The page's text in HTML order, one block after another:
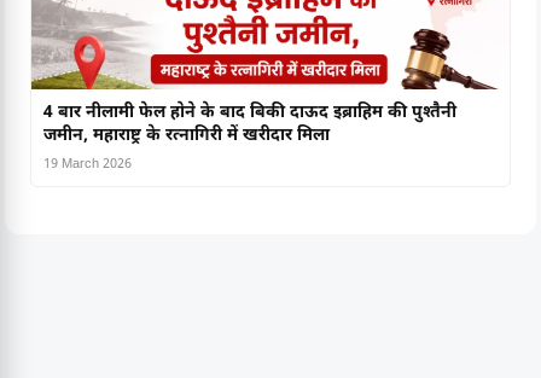
4 बार नीलामी फेल होने के बाद बिकी दाऊद इब्राहिम की पुश्तैनी
जमीन, महाराष्ट्र के रत्नागिरी में खरीदार मिला
19 March 2026